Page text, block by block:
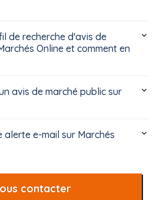
de recherche d'avis de
Online et comment en
avis de marché public sur
alerte e-mail sur Marchés
contacter